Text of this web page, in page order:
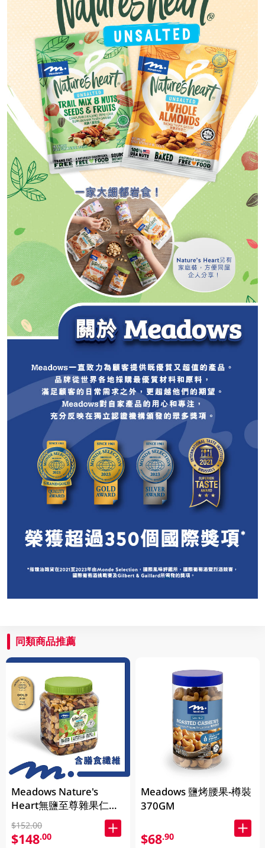
同類商品推薦
Meadows Nature's
Heart無鹽至尊雜果仁
1KG (包裝隨機發放)
$152.00
$148.00
Meadows 鹽烤腰果-樽裝
370GM
$68.90